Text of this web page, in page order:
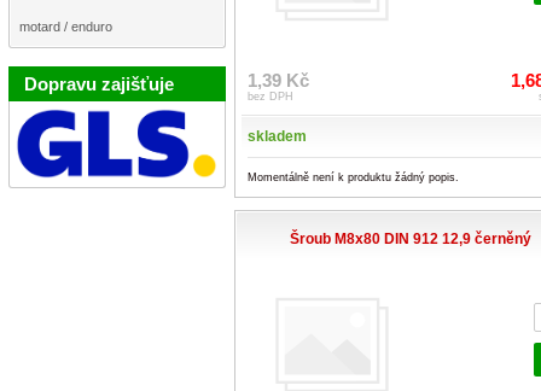
motard / enduro
Dopravu zajišťuje 1,39 Kč
bez DPH
skladem
Momentálně není k produktu žádný popis.
Šroub M8x80 DIN 912 12,9 černěný